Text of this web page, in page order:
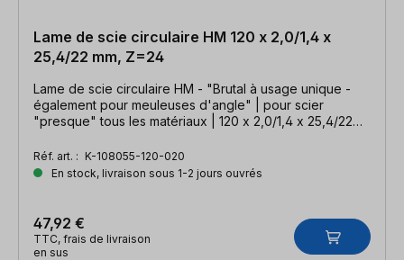
Lame de scie circulaire HM 120 x 2,0/1,4 x
25,4/22 mm, Z=24
Lame de scie circulaire HM - "Brutal à usage unique -
également pour meuleuses d'angle" | pour scier
"presque" tous les matériaux | 120 x 2,0/1,4 x 25,4/22
Réf. art. : K-108055-120-020
En stock, livraison sous 1-2 jours ouvrés
47,92 €
TTC, frais de livraison
en sus